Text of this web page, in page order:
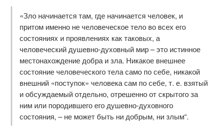
«Зло начинается там, где начинается человек, и
притом именно не человеческое тело во всех его
состояниях и проявлениях как таковых, а
человеческий душевно-духовный мир – это истинное
местонахождение добра и зла. Никакое внешнее
состояние человеческого тела само по себе, никакой
внешний «поступок» человека сам по себе, т. е. взятый
и обсуждаемый отдельно, отрешенно от скрытого за
ним или породившего его душевно-духовного
состояния, – не может быть ни добрым, ни злым“.